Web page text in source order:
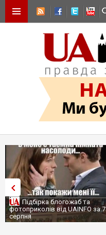
Підбірка блогожаб та
фотоприколів від UAINFO за 7
серпня